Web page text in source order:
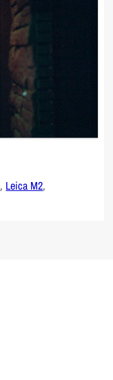
, Leica M2,